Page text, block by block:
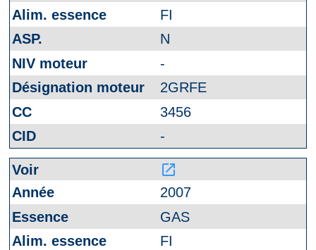
FI
N
-
2GRFE
3456
-
launch
2007
GAS
FI